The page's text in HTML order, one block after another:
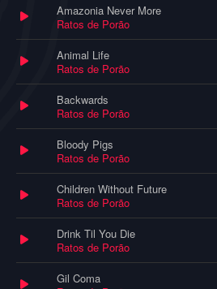
Amazonia Never More
Ratos de Porão
Animal Life
Ratos de Porão
Backwards
Ratos de Porão
Bloody Pigs
Ratos de Porão
Children Without Future
Ratos de Porão
Drink Til You Die
Ratos de Porão
Gil Coma